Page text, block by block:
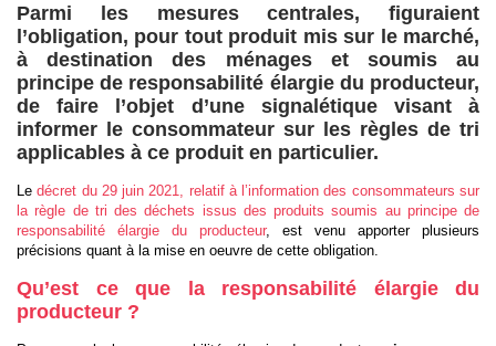
Parmi les mesures centrales, figuraient
l’obligation, pour tout produit mis sur le marché,
à destination des ménages et soumis au
principe de responsabilité élargie du producteur,
de faire l’objet d’une signalétique visant à
informer le consommateur sur les règles de tri
applicables à ce produit en particulier.
Le décret du 29 juin 2021, relatif à l’information des consommateurs sur
la règle de tri des déchets issus des produits soumis au principe de
responsabilité élargie du producteur, est venu apporter plusieurs
précisions quant à la mise en oeuvre de cette obligation.
Qu’est ce que la responsabilité élargie du
producteur ?